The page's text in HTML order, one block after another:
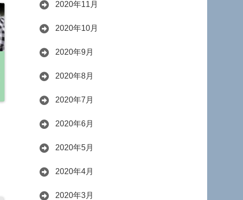
2020年11月
2020年10月
2020年9月
2020年8月
2020年7月
2020年6月
2020年5月
2020年4月
2020年3月